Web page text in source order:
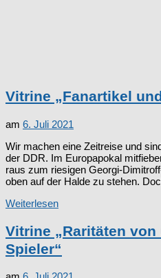
Vitrine „Fanartikel
am 6. Juli 2021
Wir machen eine Zeitreise und
der DDR. Im Europapokal
raus zum riesigen Georgi-
oben auf der Halde zu stehen.
Weiterlesen
Vitrine „Raritäten
Spieler“